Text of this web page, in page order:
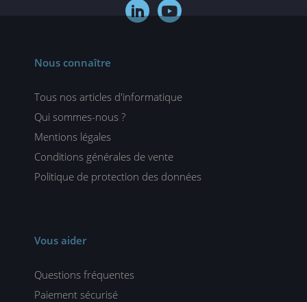
 
Nous connaître
Tous nos articles d'informatique
Qui sommes-nous ?
Mentions légales
Conditions générales de vente
Politique de protection des données
Vous aider
Questions fréquentes
Paiement sécurisé